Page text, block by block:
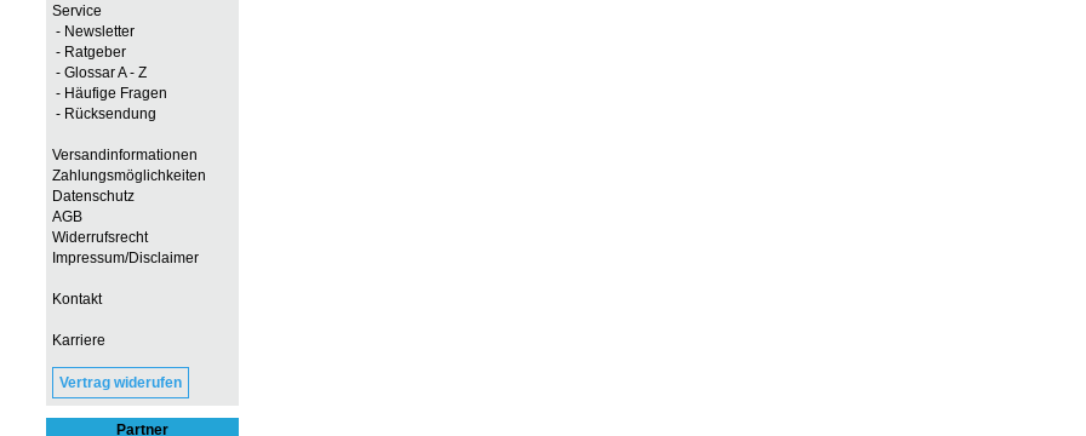
Service
- Newsletter
- Ratgeber
- Glossar A - Z
- Häufige Fragen
- Rücksendung
Versandinformationen
Zahlungsmöglichkeiten
Datenschutz
AGB
Widerrufsrecht
Impressum/Disclaimer
Kontakt
Karriere
Vertrag widerufen
Partner